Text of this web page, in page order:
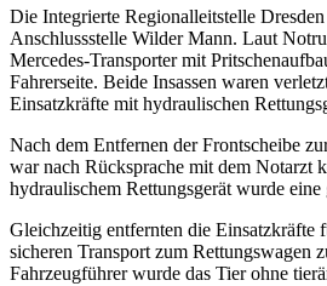
Die Integrierte Regionalleitstelle
Anschlussstelle Wilder Mann. Laut
Mercedes-Transporter mit
Fahrerseite. Beide Insassen waren
Einsatzkräfte mit hydraulischen
Nach dem Entfernen der Frontscheibe
war nach Rücksprache mit dem Notarzt
hydraulischem Rettungsgerät wurde
Gleichzeitig entfernten die Einsatzkräfte
sicheren Transport zum Rettungswagen
Fahrzeugführer wurde das Tier ohne